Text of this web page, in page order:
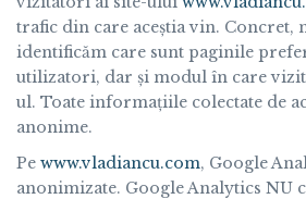
trafic din care aceștia vin. Concret,
identificăm care sunt paginile
utilizatori, dar și modul în care
ul. Toate informațiile colectate de
anonime.
Pe www.vladiancu.com, Google
anonimizate. Google Analytics NU